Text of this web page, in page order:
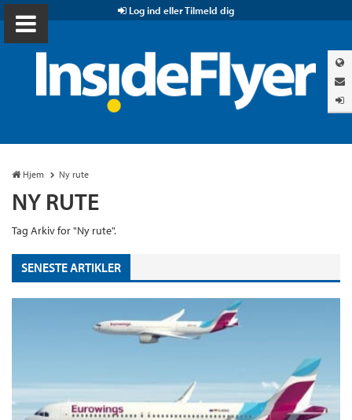
Log ind eller Tilmeld dig
Hjem Ny rute
NY RUTE
Tag Arkiv for "Ny rute".
SENESTE ARTIKLER